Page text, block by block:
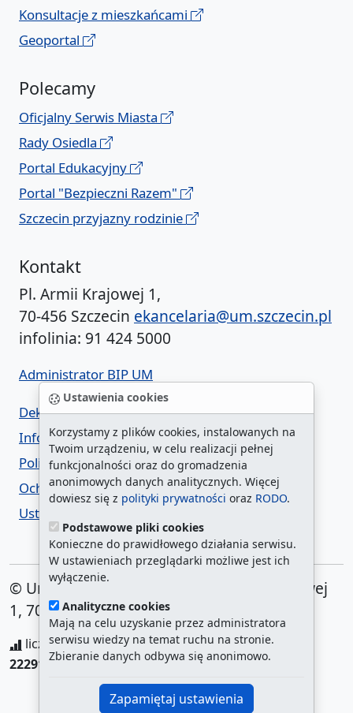
Ustawienia cookies
Korzystamy z plików cookies, instalowanych na
Twoim urządzeniu, w celu realizacji pełnej
funkcjonalności oraz do gromadzenia
anonimowych danych analitycznych. Więcej
dowiesz się z polityki prywatności oraz RODO.
Podstawowe pliki cookies
Konieczne do prawidłowego działania serwisu.
W ustawieniach przeglądarki możliwe jest ich
wyłączenie.
Analityczne cookies
Mają na celu uzyskanie przez administratora
serwisu wiedzy na temat ruchu na stronie.
Zbieranie danych odbywa się anonimowo.
Zapamiętaj ustawienia
Konsultacje z mieszkańcami
Geoportal
Polecamy
Oficjalny Serwis Miasta
Rady Osiedla
Portal Edukacyjny
Portal "Bezpieczni Razem"
Szczecin przyjazny rodzinie
Kontakt
Pl. Armii Krajowej 1,
70-456 Szczecin ekancelaria@um.szczecin.pl
infolinia: 91 424 5000
Administrator BIP UM
Deklaracja dostępności
Informacja o urzędzie w ETR
Polityka prywatności
Ochrona danych osobowych
Ustawienia cookies
© Urząd Miasta Szczecin. Plac Armii Krajowej
1, 70-456 Szczecin
liczba wyświetleń:208174972/ aktualna strona:
222917/najczęściej odwiedzane strony